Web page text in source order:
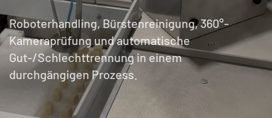
Roboterhandling, Bürstenreinigung, 360°-
Kameraprüfung und automatische
Gut-/Schlechttrennung in einem
durchgängigen Prozess.